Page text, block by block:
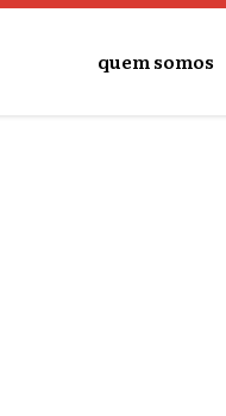
quem somos